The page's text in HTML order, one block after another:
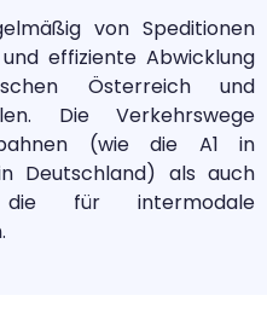
von Speditionen
effiziente Abwicklung
Österreich und
Die Verkehrswege
(wie die A1 in
Deutschland) als auch
die für intermodale